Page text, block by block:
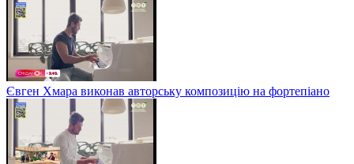
Євген Хмара виконав авторську композицію на фортепіано